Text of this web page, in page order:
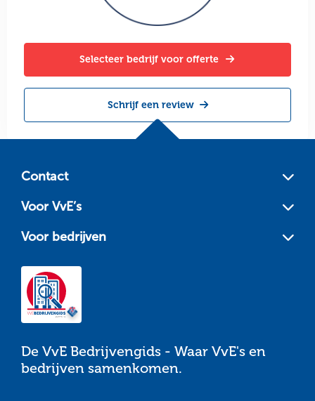
Selecteer bedrijf voor offerte
Schrijf een review
De VvE Bedrijvengids - Waar VvE's en
bedrijven samenkomen.
Voor bedrijven
Voor VvE’s
Contact